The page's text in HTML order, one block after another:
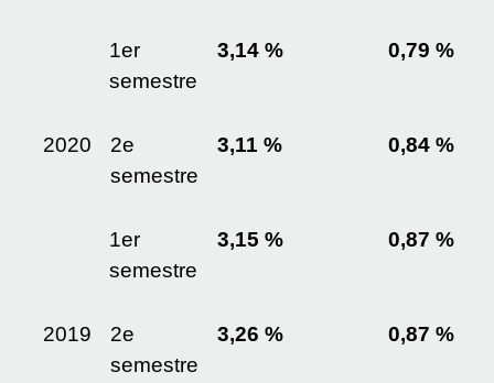
1er
semestre
3,14 % 0,79 %
2020 2e
semestre
3,11 % 0,84 %
1er
semestre
3,15 % 0,87 %
2019 2e
semestre
3,26 % 0,87 %